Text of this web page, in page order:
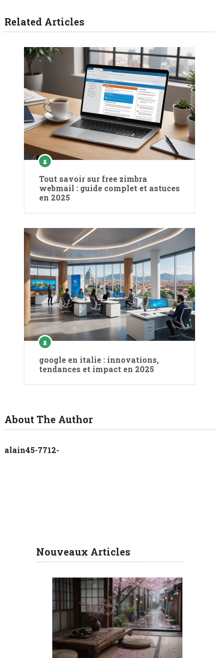
Related Articles
Tout savoir sur free zimbra
webmail : guide complet et astuces
en 2025
google en italie : innovations,
tendances et impact en 2025
About The Author
alain45-7712-
Nouveaux Articles